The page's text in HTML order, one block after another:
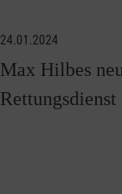
24.01.2024
Max Hilbes